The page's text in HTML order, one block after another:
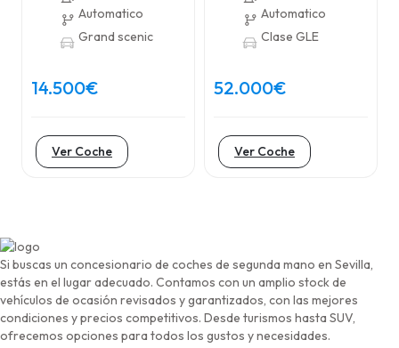
Automatico
Grand scenic
14.500€
Ver Coche
Automatico
Clase GLE
52.000€
Ver Coche
Si buscas un concesionario de coches de segunda mano en Sevilla,
estás en el lugar adecuado. Contamos con un amplio stock de
vehículos de ocasión revisados y garantizados, con las mejores
condiciones y precios competitivos. Desde turismos hasta SUV,
ofrecemos opciones para todos los gustos y necesidades.